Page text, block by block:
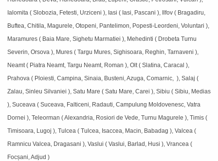
Ialomita ( Slobozia, Fetesti, Urziceni ), Iasi ( Iasi, Pascani ), Ilfov ( Bragadiru,
Buftea, Chitila, Magurele, Otopeni, Pantelimon, Popesti-Leordeni, Voluntari ),
Maramures ( Baia Mare, Sighetu Marmatiei ), Mehedinti ( Drobeta Turnu
Severin, Orsova ), Mures ( Targu Mures, Sighisoara, Reghin, Tarnaveni ),
Neamt ( Piatra Neamt, Targu Neamt, Roman ), Olt ( Slatina, Caracal ),
Prahova ( Ploiesti, Campina, Sinaia, Busteni, Azuga, Comarnic, ), Salaj (
Zalau, Sinleu Silvaniei ), Satu Mare ( Satu Mare, Carei ), Sibiu ( Sibiu, Medias
), Suceava ( Suceava, Falticeni, Radauti, Campulung Moldovenesc, Vatra
Dornei ), Teleorman ( Alexandria, Rosiori de Vede, Turnu Magurele ), Timis (
Timisoara, Lugoj ), Tulcea ( Tulcea, Isaccea, Macin, Babadag ), Valcea (
Ramnicu Valcea, Dragasani ), Vaslui ( Vaslui, Barlad, Husi ), Vrancea (
Focșani, Adjud )